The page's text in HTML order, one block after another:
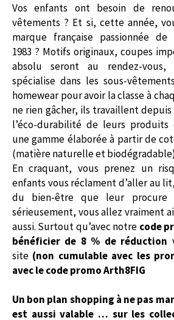
Vos enfants ont besoin de
vêtements ? Et si, cette année,
marque française passionnée de
1983 ? Motifs originaux, coupes
absolu seront au rendez-
spécialise dans les sous-
homewear pour avoir la classe à
ne rien gâcher, ils travaillent
l’éco-durabilité de leurs produits
une gamme élaborée à partir de
(matière naturelle et
En craquant, vous prenez un
enfants vous réclament d’aller au
du bien-être que leur procure
sérieusement, vous allez vraiment
aussi. Surtout qu’avec notre code
bénéficier de 8 % de réduction
site (non cumulable avec les
avec lecode promoArth8FIG
Un bon plan shopping à ne pas
est aussi valable … sur les